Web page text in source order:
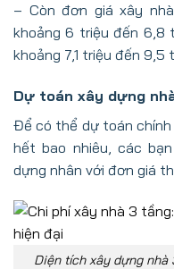
– Còn đơn giá xây
khoảng 6 triệu đến 6,8
khoảng 7,1 triệu đến 9,5
Dự toán xây dựng
Để có thể dự toán
hết bao nhiêu, các
dựng nhân với đơn giá
Diện tích xây dựng